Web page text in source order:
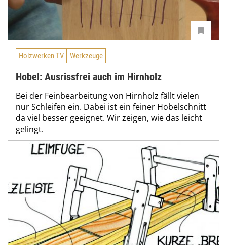
Holzwerken TV Werkzeuge
Hobel: Ausrissfrei auch im Hirnholz
Bei der Feinbearbeitung von Hirnholz fällt vielen
nur Schleifen ein. Dabei ist ein feiner Hobelschnitt
da viel besser geeignet. Wir zeigen, wie das leicht
gelingt.